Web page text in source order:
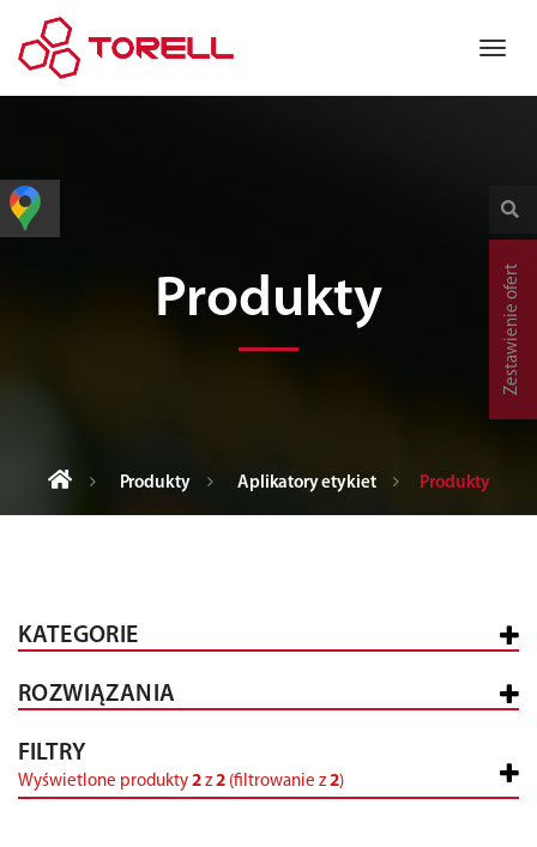
Produkty
Produkty Aplikatory etykiet Produkty
KATEGORIE
ROZWIĄZANIA
FILTRY
Wyświetlone produkty 2 z2 (filtrowanie z2)
Zestawienie ofert